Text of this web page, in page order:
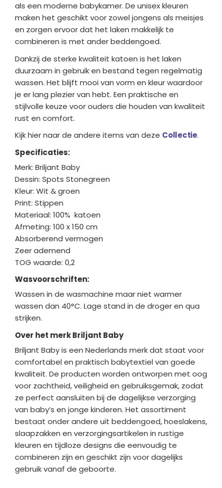
als een moderne babykamer. De unisex kleuren
maken het geschikt voor zowel jongens als meisjes
en zorgen ervoor dat het laken makkelijk te
combineren is met ander beddengoed.
Dankzij de sterke kwaliteit katoen is het laken
duurzaam in gebruik en bestand tegen regelmatig
wassen. Het blijft mooi van vorm en kleur waardoor
je er lang plezier van hebt. Een praktische en
stijlvolle keuze voor ouders die houden van kwaliteit
rust en comfort.
Kijk hier naar de andere items van deze Collectie.
Specificaties:
Merk: Briljant Baby
Dessin: Spots Stonegreen
Kleur: Wit & groen
Print: Stippen
Materiaal: 100% katoen
Afmeting: 100 x 150 cm
Absorberend vermogen
Zeer ademend
TOG waarde: 0,2
Wasvoorschriften:
Wassen in de wasmachine maar niet warmer
wassen dan 40°C. Lage stand in de droger en qua
strijken.
Over het merk Briljant Baby
Briljant Babyis een Nederlands merk dat staat voor
comfortabel en praktisch babytextiel van goede
kwaliteit. De producten worden ontworpen met oog
voor zachtheid, veiligheid en gebruiksgemak, zodat
ze perfect aansluiten bij de dagelijkse verzorging
van baby’s en jonge kinderen. Het assortiment
bestaat onder andere uit beddengoed, hoeslakens,
slaapzakken en verzorgingsartikelen in rustige
kleuren en tijdloze designs die eenvoudig te
combineren zijn en geschikt zijn voor dagelijks
gebruik vanaf de geboorte.